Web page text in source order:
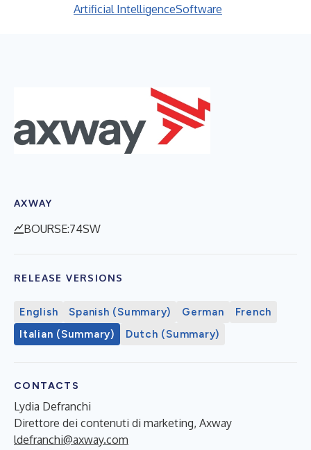
Artificial IntelligenceSoftware
AXWAY
BOURSE:74SW
RELEASE VERSIONS
English Spanish (Summary) German
French
Italian (Summary)
Dutch (Summary)
CONTACTS
Lydia Defranchi
Direttore dei contenuti di marketing, Axway
ldefranchi@axway.com